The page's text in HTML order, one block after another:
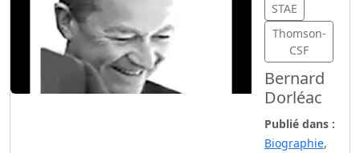
STAE
Thomson-
CSF
Bernard
Dorléac
Publié dans :
Biographie,